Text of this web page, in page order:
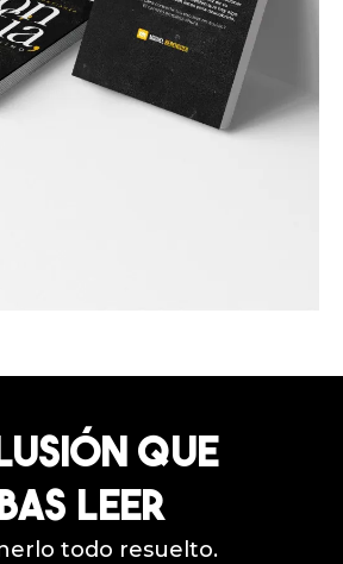
QUE
LEER
todo resuelto.